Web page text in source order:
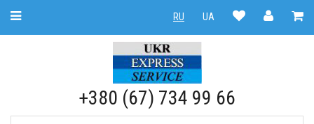
Toggle Navigation UA
RU |
RU
+380 (67) 734 99 66